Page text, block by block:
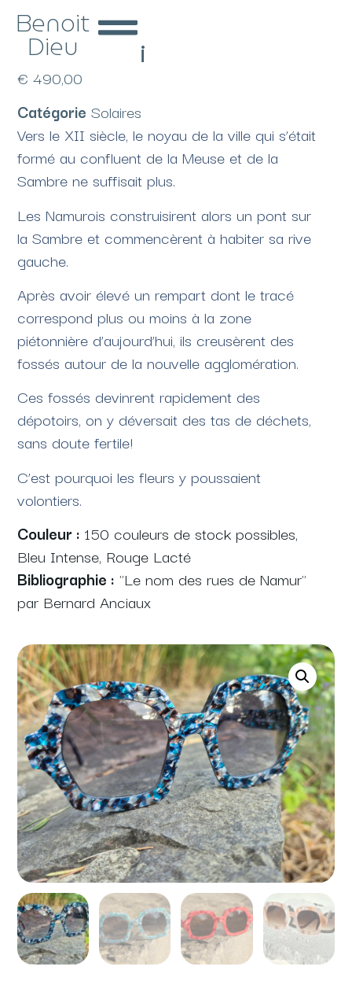
Benoit
Dieu
Fossé Fleuri
€ 490,00
Catégorie Solaires
Vers le XII siècle, le noyau de la ville qui s’était
formé au confluent de la Meuse et de la
Sambre ne suffisait plus.
Les Namurois construisirent alors un pont sur
la Sambre et commencèrent à habiter sa rive
gauche.
Après avoir élevé un rempart dont le tracé
correspond plus ou moins à la zone
piétonnière d’aujourd’hui, ils creusèrent des
fossés autour de la nouvelle agglomération.
Ces fossés devinrent rapidement des
dépotoirs, on y déversait des tas de déchets,
sans doute fertile!
C’est pourquoi les fleurs y poussaient
volontiers.
Couleur : 150 couleurs de stock possibles,
Bleu Intense, Rouge Lacté
Bibliographie : "Le nom des rues de Namur"
par Bernard Anciaux